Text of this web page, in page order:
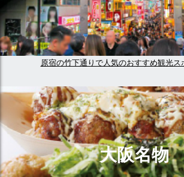
原宿の竹下通りで人気のおすすめ観光ス
大阪名物